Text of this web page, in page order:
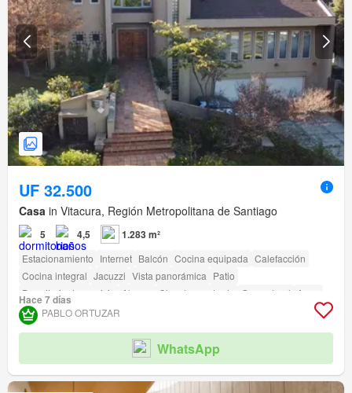
UF 32.500
Casa in Vitacura, Región Metropolitana de Santiago
5 4,5 1.283 m²
Estacionamiento Internet Balcón Cocina equipada Calefacción
Cocina integral Jacuzzi Vista panorámica Patio
Dormitorio de servicio
Alarma Closet empotrado Gas natural
Agua
Electricidad Bodega Sin amueblar
Seguridad
Caseta de vigilancia
Hace 7 días
PABLO ORTUZAR
WhatsApp